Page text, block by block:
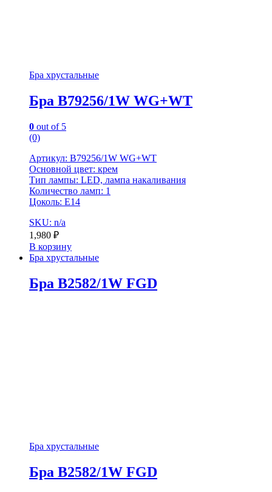
Бра хрустальные
Бра B79256/1W WG+WT
0 out of 5
(0)
Артикул: B79256/1W WG+WT
Основной цвет: крем
Тип лампы: LED, лампа накаливания
Количество ламп: 1
Цоколь: Е14
SKU: n/a
1,980 ₽
В корзину
Бра хрустальные
Бра B2582/1W FGD
Бра хрустальные
Бра B2582/1W FGD